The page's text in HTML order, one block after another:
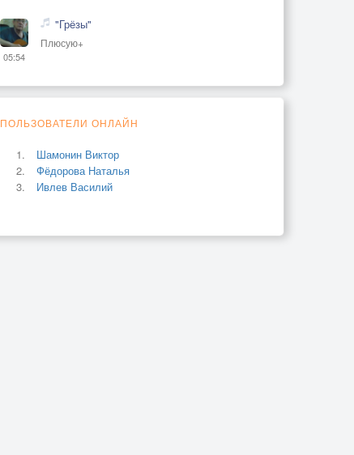
05:54
"Грёзы"
Плюсую+
ПОЛЬЗОВАТЕЛИ ОНЛАЙН
Шамонин Виктор
Фёдорова Наталья
Ивлев Василий